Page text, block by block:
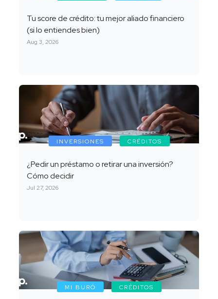
Tu score de crédito: tu mejor aliado financiero
(si lo entiendes bien)
Aug 3, 2026
INVERSIONES CRÉDITOS
¿Pedir un préstamo o retirar una inversión?
Cómo decidir
Jul 27, 2026
MI BURÓ CRÉDITOS